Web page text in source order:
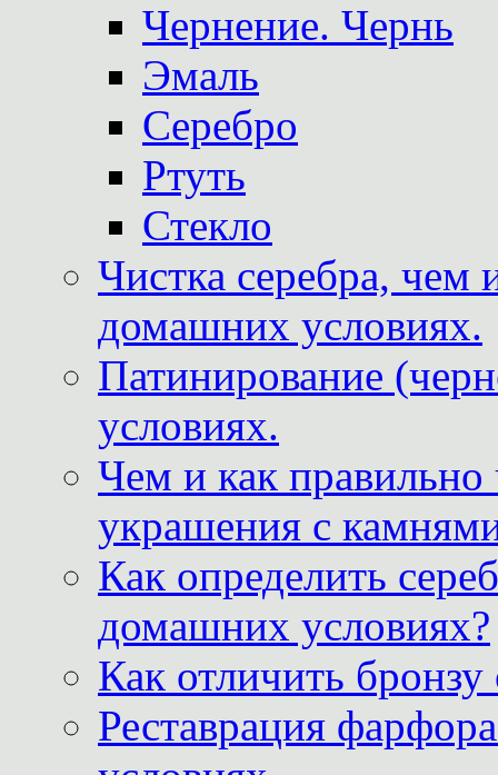
Чернение. Чернь
Эмаль
Серебро
Ртуть
Стекло
Чистка серебра, чем
домашних условиях.
Патинирование
условиях.
Чем и как
украшения с
Как определить
домашних условиях?
Как отличить
Реставрация